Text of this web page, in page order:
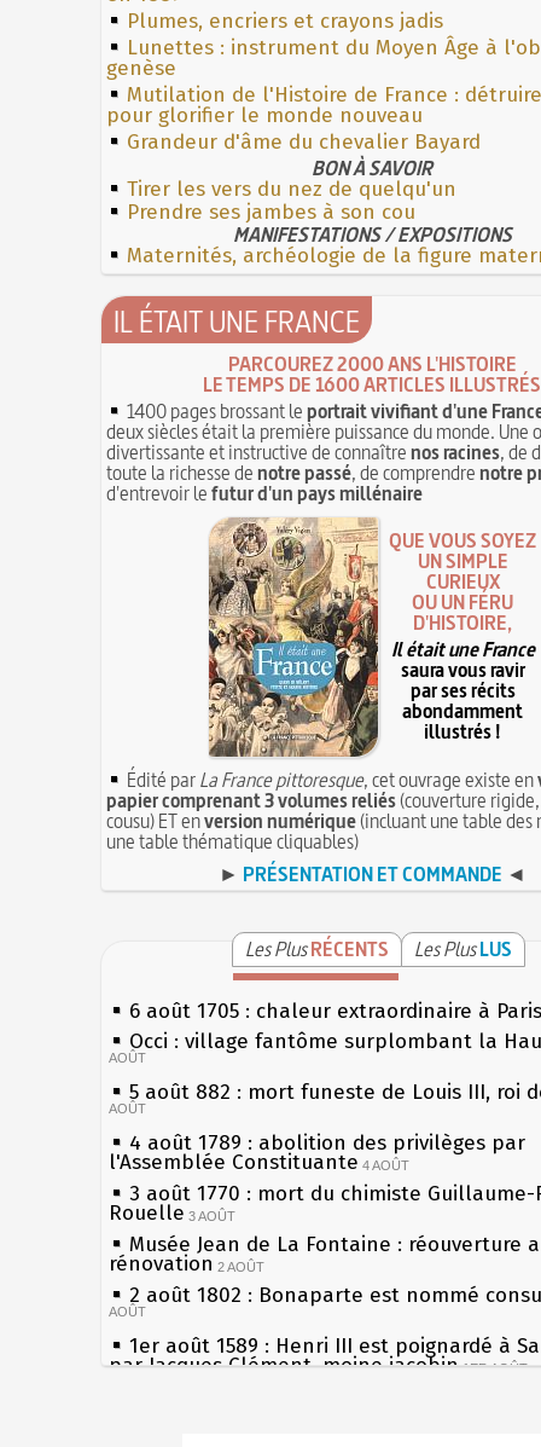
Plumes, encriers et crayons jadis
Lunettes : instrument du Moyen Âge à
genèse
Mutilation de l'Histoire de France :
pour glorifier le monde nouveau
Grandeur d'âme du chevalier Bayard
BON À SAVOIR
Tirer les vers du nez de quelqu'un
Prendre ses jambes à son cou
MANIFESTATIONS / EXPOSITIONS
Maternités, archéologie de la figure
IL ÉTAIT UNE FRANCE
PARCOUREZ 2000 ANS L'HISTOIRE
LE TEMPS DE 1600 ARTICLES ILLUSTRÉS
1400 pages brossant leportrait vivifiant d'une
deux siècles était la première puissance du monde. Une
divertissante et instructive de connaîtrenos racines, de
toute la richesse denotre passé, de comprendrenotre
d'entrevoir lefutur d'un pays millénaire
QUE VOUS SOYEZ
UN SIMPLE
CURIEUX
OU UN FÉRU
D'HISTOIRE,
Il était une France
saura vous ravir
par ses récits
abondamment
illustrés !
Édité parLa France pittoresque, cet ouvrage existe en
papier comprenant 3 volumes reliés(couverture
cousu) ET enversion numérique(incluant une table des
une table thématique cliquables)
► PRÉSENTATION ET COMMANDE ◄
Les PlusRÉCENTS Les PlusLUS
6 août 1705 : chaleur extraordinaire à Paris
Occi : village fantôme surplombant la
AOÛT
5 août 882 : mort funeste de Louis III, roi
AOÛT
4 août 1789 : abolition des privilèges par
l'Assemblée Constituante 4 AOÛT
3 août 1770 : mort du chimiste Guillaume-
Rouelle 3 AOÛT
Musée Jean de La Fontaine : réouverture
rénovation 2 AOÛT
2 août 1802 : Bonaparte est nommé
AOÛT
1er août 1589 : Henri III est poignardé à
par Jacques Clément, moine jacobin 1ER AOÛT